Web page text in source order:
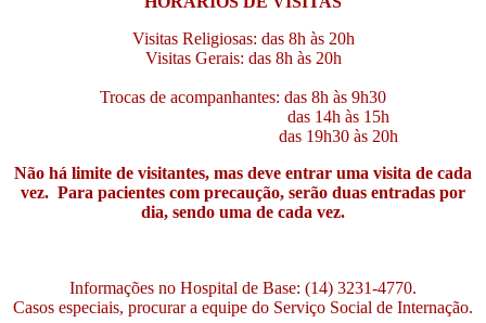
Visitas Religiosas: das 8h às 20h
Visitas Gerais: das 8h às 20h
Trocas de acompanhantes: das 8h às 9h30
das 14h às 15h
das 19h30 às 20h
Não há limite de visitantes, mas deve entrar uma visita de cada
vez. Para pacientes com precaução, serão duas entradas por
dia, sendo uma de cada vez.
Informações no Hospital de Base: (14) 3231-4770.
Casos especiais, procurar a equipe do Serviço Social de Internação.